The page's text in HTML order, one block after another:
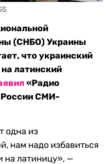
(СНБО) Украины
что украинский
латинский
«Радио
России СМИ-
одна из
нам надо избавиться
на латиницу», —